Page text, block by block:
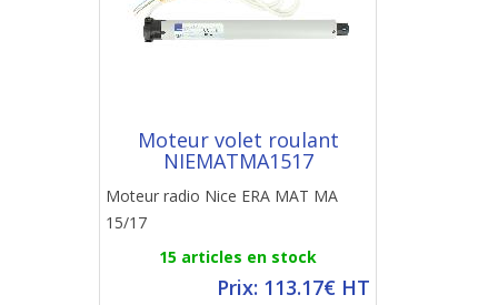
Moteur volet roulant
NIEMATMA1517
Moteur radio Nice ERA MAT MA
15/17
15 articles en stock
Prix: 113.17€ HT